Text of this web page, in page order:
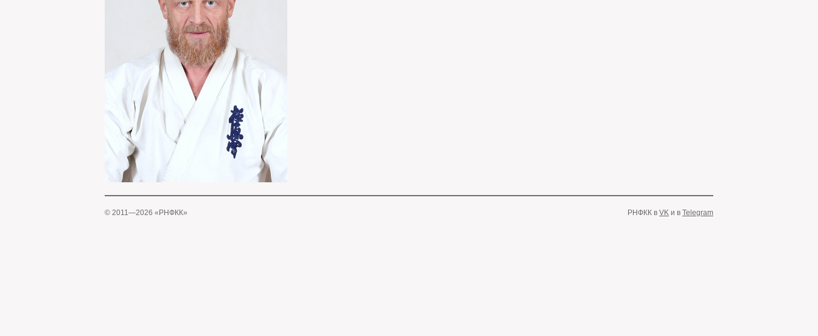
© 2011—2026 «РНФКК» РНФКК в VK и в Telegram